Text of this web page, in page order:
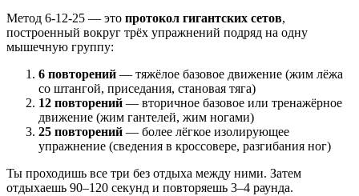
Метод 6-12-25 — это протокол гигантских сетов,
построенный вокруг трёх упражнений подряд на одну
мышечную группу:
6 повторений — тяжёлое базовое движение (жим лёжа
со штангой, приседания, становая тяга)
12 повторений — вторичное базовое или тренажёрное
движение (жим гантелей, жим ногами)
25 повторений — более лёгкое изолирующее
упражнение (сведения в кроссовере, разгибания ног)
Ты проходишь все три без отдыха между ними. Затем
отдыхаешь 90–120 секунд и повторяешь 3–4 раунда.